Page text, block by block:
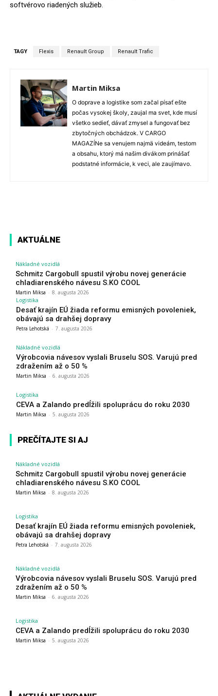
softvérovo riadených služieb.
TAGY Flexis Renault Group Renault Trafic
Martin Miksa
O doprave a logistike som začal písať ešte
počas vysokej školy, zaujal ma svet, kde musí
všetko sedieť, dávať zmysel a fungovať bez
zbytočných obchádzok. V CARGO
MAGAZÍNe sa venujem najmä videám, testom
a obsahu, ktorý má našim divákom prinášať
podstatné informácie, k veci, ale zaujímavo.
AKTUÁLNE
Nákladné vozidlá
Schmitz Cargobull spustil výrobu novej generácie
chladiarenského návesu S.KO COOL
Martin Miksa - 8. augusta 2026
Logistika
Desať krajín EÚ žiada reformu emisných povoleniek,
obávajú sa drahšej dopravy
Petra Lehotská - 7. augusta 2026
Nákladné vozidlá
Výrobcovia návesov vyslali Bruselu SOS. Varujú pred
zdražením až o 50 %
Martin Miksa - 6. augusta 2026
Logistika
CEVA a Zalando predĺžili spoluprácu do roku 2030
Martin Miksa - 5. augusta 2026
PREČÍTAJTE SI AJ
Nákladné vozidlá
Schmitz Cargobull spustil výrobu novej generácie
chladiarenského návesu S.KO COOL
Martin Miksa - 8. augusta 2026
Logistika
Desať krajín EÚ žiada reformu emisných povoleniek,
obávajú sa drahšej dopravy
Petra Lehotská - 7. augusta 2026
Nákladné vozidlá
Výrobcovia návesov vyslali Bruselu SOS. Varujú pred
zdražením až o 50 %
Martin Miksa - 6. augusta 2026
Logistika
CEVA a Zalando predĺžili spoluprácu do roku 2030
Martin Miksa - 5. augusta 2026